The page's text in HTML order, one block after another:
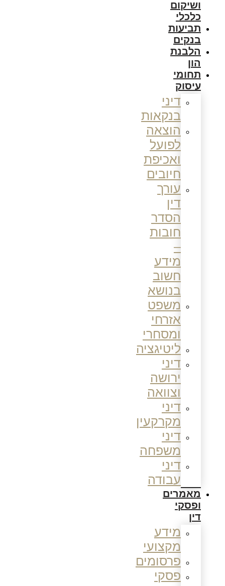
ושיקום
כלכלי
תביעות
בנקים
הלבנת
הון
תחומי
עיסוק
דיני
בנקאות
הוצאה
לפועל
ואכיפת
חיובים
עורך
דין
הסדר
חובות
מידע
חשוב
בנושא
משפט
אזרחי
ומסחרי
ליטיגציה
דיני
ירושה
וצוואה
דיני
מקרקעין
דיני
משפחה
דיני
עבודה
מאמרים
ופסקי
דין
מידע
מקצועי
פרסומים
פסקי